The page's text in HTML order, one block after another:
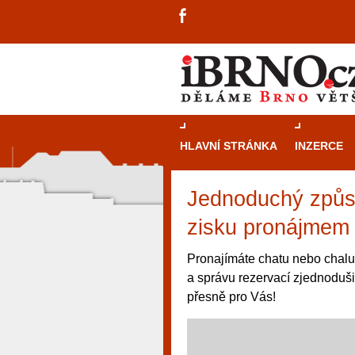
HLAVNÍ STRÁNKA INZERCE
Jednoduchý
zisku
Pronajímáte chatu nebo
a správu rezervací
přesně pro Vás!